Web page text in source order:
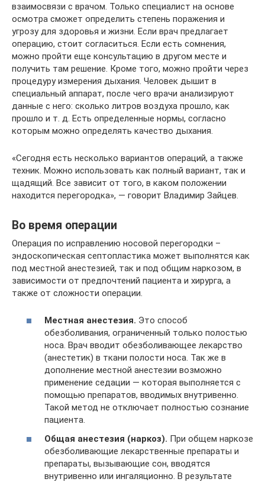
взаимосвязи с врачом. Только специалист на основе
осмотра сможет определить степень поражения и
угрозу для здоровья и жизни. Если врач предлагает
операцию, стоит согласиться. Если есть сомнения,
можно пройти еще консультацию в другом месте и
получить там решение. Кроме того, можно пройти через
процедуру измерения дыхания. Человек дышит в
специальный аппарат, после чего врачи анализируют
данные с него: сколько литров воздуха прошло, как
прошло и т. д. Есть определенные нормы, согласно
которым можно определять качество дыхания.
«Сегодня есть несколько вариантов операций, а также
техник. Можно использовать как полный вариант, так и
щадящий. Все зависит от того, в каком положении
находится перегородка», — говорит Владимир Зайцев.
Во время операции
Операция по исправлению носовой перегородки –
эндоскопическая септопластика может выполнятся как
под местной анестезией, так и под общим наркозом, в
зависимости от предпочтений пациента и хирурга, а
также от сложности операции.
Местная анестезия. Это способ
обезболивания, ограниченный только полостью
носа. Врач вводит обезболивающее лекарство
(анестетик) в ткани полости носа. Так же в
дополнение местной анестезии возможно
применение седации — которая выполняется с
помощью препаратов, вводимых внутривенно.
Такой метод не отключает полностью сознание
пациента.
Общая анестезия (наркоз). При общем наркозе
обезболивающие лекарственные препараты и
препараты, вызывающие сон, вводятся
внутривенно или ингаляционно. В результате